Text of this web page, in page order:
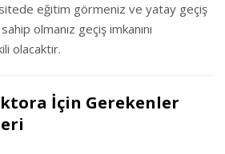
eğitim görmeniz ve yatay geçiş
olmanız geçiş imkanını
olacaktır.
İçin Gerekenler